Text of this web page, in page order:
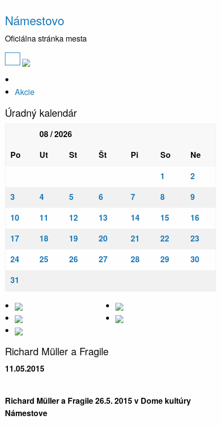
Námestovo
Oficiálna stránka mesta
Akcie
Úradný kalendár
08 / 2026
Po
Ut St Št Pi So
Ne
1
2
3
4 5 6 7 8
9
10
11 12 13 14 15
16
17
18 19 20 21 22
23
24
25 26 27 28 29
30
31
Richard Müller a Fragile
11.05.2015
Richard Müller a Fragile 26.5. 2015 v Dome kultúry
Námestove